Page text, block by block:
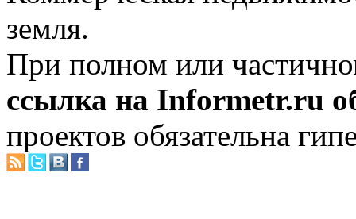
земля.
При полном или
ссылка на Informetr.ru
проектов обязательна